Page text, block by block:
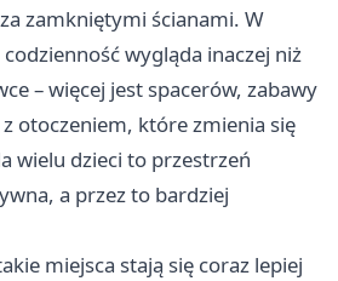
zamkniętymi ścianami. W
wygląda inaczej niż
– więcej jest spacerów, zabawy
otoczeniem, które zmienia się
wielu dzieci to przestrzeń
a przez to bardziej
miejsca stają się coraz lepiej